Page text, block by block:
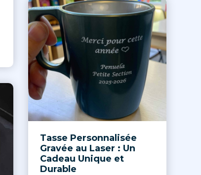
Tasse Personnalisée
Gravée au Laser : Un
Cadeau Unique et
Durable